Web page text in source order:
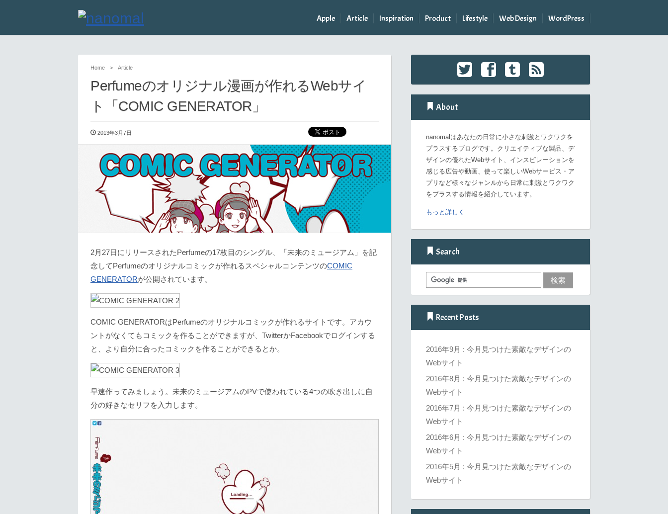
Apple Article Inspiration Product Lifestyle Web Design WordPress
Home > Article
Perfumeのオリジナル漫画が作れるWebサイ
ト「COMIC GENERATOR」
2013年3月7日
2月27日にリリースされたPerfumeの17枚目のシングル、「未来のミュージアム」を記
念してPerfumeのオリジナルコミックが作れるスペシャルコンテンツのCOMIC
GENERATORが公開されています。
COMIC GENERATORはPerfumeのオリジナルコミックが作れるサイトです。アカウ
ントがなくてもコミックを作ることができますが、TwitterかFacebookでログインする
と、より自分に合ったコミックを作ることができるとか。
早速作ってみましょう。未来のミュージアムのPVで使われている4つの吹き出しに自
分の好きなセリフを入力します。
About
nanomalはあなたの日常に小さな刺激とワクワクを
プラスするブログです。クリエイティブな製品、デ
ザインの優れたWebサイト、インスピレーションを
感じる広告や動画、使って楽しいWebサービス・ア
プリなど様々なジャンルから日常に刺激とワクワク
をプラスする情報を紹介しています。
もっと詳しく
Search
Recent Posts
2016年9月 : 今月見つけた素敵なデザインの
Webサイト
2016年8月 : 今月見つけた素敵なデザインの
Webサイト
2016年7月 : 今月見つけた素敵なデザインの
Webサイト
2016年6月 : 今月見つけた素敵なデザインの
Webサイト
2016年5月 : 今月見つけた素敵なデザインの
Webサイト